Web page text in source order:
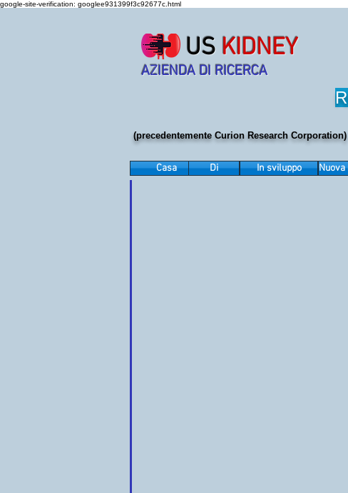
google-site-verification: googlee931399f3c92677c.html
US KIDNEY
AZIENDA DI RICERCA
(precedentemente Curion Research Corporation)
Casa Di In sviluppo